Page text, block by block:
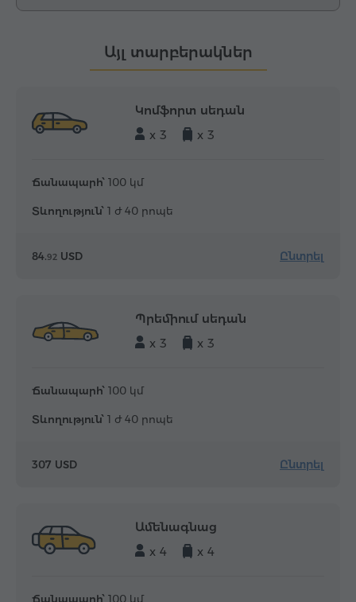
Այլ տարբերակներ
Կոմֆորտ սեդան
x 3
x 3
Ճանապարհ՝ 100 կմ
Տևողություն՝ 1 ժ 40 րոպե
84.92 USD Ընտրել
Պրեմիում սեդան
x 3
x 3
Ճանապարհ՝ 100 կմ
Տևողություն՝ 1 ժ 40 րոպե
307 USD Ընտրել
Ամենագնաց
x 4
x 4
Ճանապարհ՝ 100 կմ